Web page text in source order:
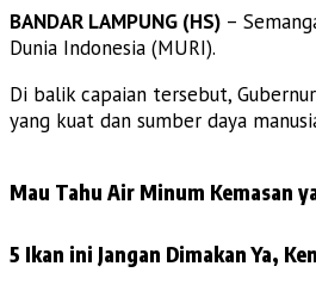
BANDAR LAMPUNG (HS) –
Dunia Indonesia (MURI).
Di balik capaian tersebut,
yang kuat dan sumber daya
Mau Tahu Air Minum Kemasan
5 Ikan ini Jangan Dimakan Ya,